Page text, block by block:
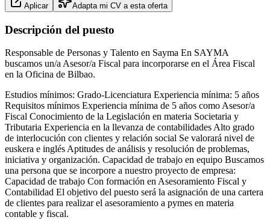
Aplicar Adapta mi CV a esta oferta
Descripción del puesto
Responsable de Personas y Talento en Sayma En SAYMA
buscamos un/a Asesor/a Fiscal para incorporarse en el Área Fiscal
en la Oficina de Bilbao.
Estudios mínimos: Grado-Licenciatura Experiencia mínima: 5 años
Requisitos mínimos Experiencia mínima de 5 años como Asesor/a
Fiscal Conocimiento de la Legislación en materia Societaria y
Tributaria Experiencia en la llevanza de contabilidades Alto grado
de interlocución con clientes y relación social Se valorará nivel de
euskera e inglés Aptitudes de análisis y resolución de problemas,
iniciativa y organización. Capacidad de trabajo en equipo Buscamos
una persona que se incorpore a nuestro proyecto de empresa:
Capacidad de trabajo Con formación en Asesoramiento Fiscal y
Contabilidad El objetivo del puesto será la asignación de una cartera
de clientes para realizar el asesoramiento a pymes en materia
contable y fiscal.